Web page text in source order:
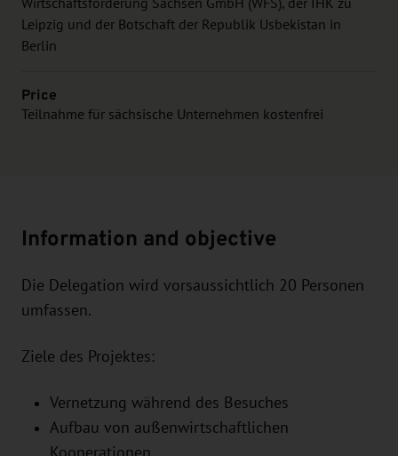
Wirtschaftsförderung Sachsen GmbH (WFS), der IHK zu
Leipzig und der Botschaft der Republik Usbekistan in
Berlin
Price
Teilnahme für sächsische Unternehmen kostenfrei
Information and objective
Die Delegation wird vorsaussichtlich 20 Personen
umfassen.
Ziele des Projektes:
Vernetzung während des Besuches
Aufbau von außenwirtschaftlichen